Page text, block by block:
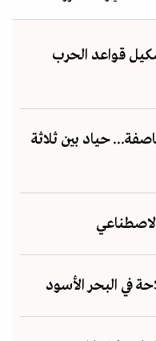
قواعد الحرب
حياد بين ثلاثة
في البحر الأسود